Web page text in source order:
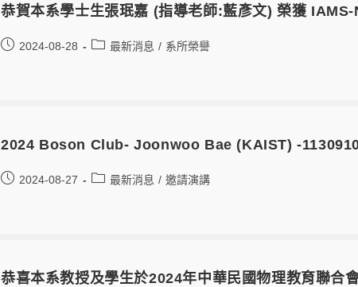
恭賀本系學士生張珉嘉 (指導老師:藍彥文) 榮獲
2024-08-28 最新消息 / 系所榮譽
2024 Boson Club- Joonwoo Bae (KAIST) -
2024-08-27 最新消息 / 邀請演講
恭喜本系教授及學生於2024年中華民國物理教育聯合